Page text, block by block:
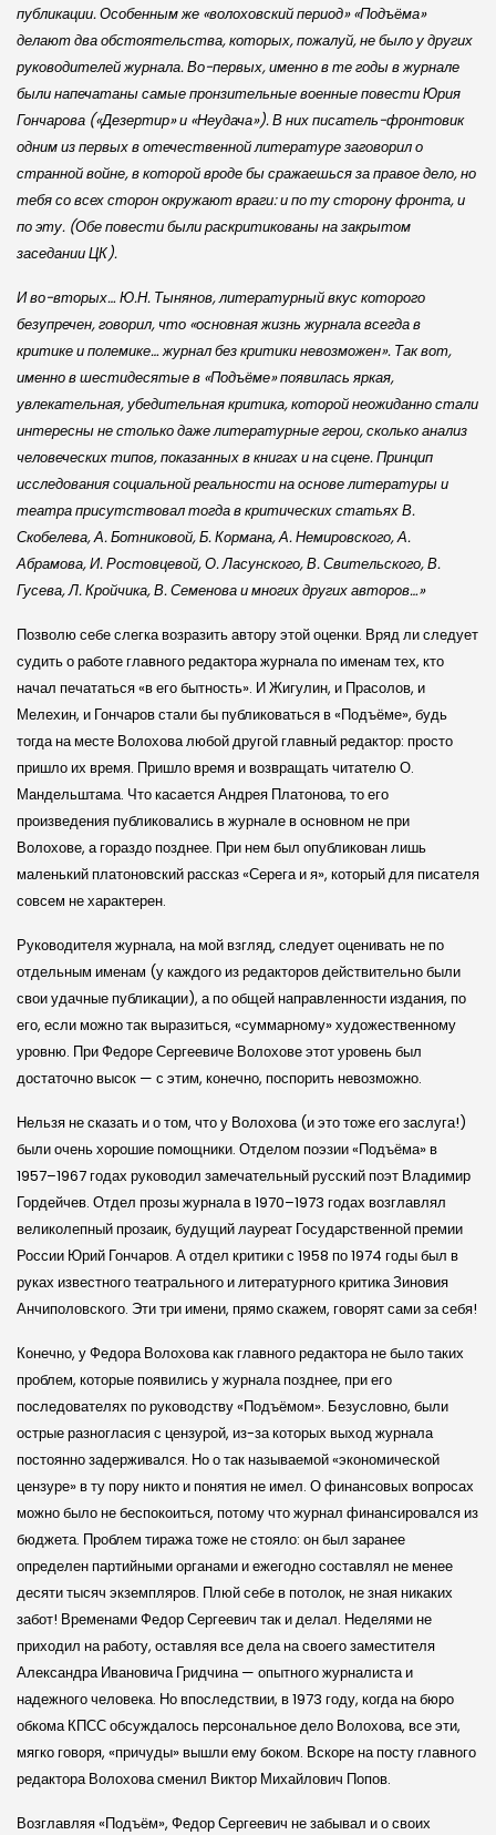
публикации. Особенным же «волоховский период» «Подъёма»
делают два обстоятельства, которых, пожалуй, не было у других
руководителей журнала. Во-первых, именно в те годы в журнале
были напечатаны самые пронзительные военные повести Юрия
Гончарова («Дезертир» и «Неудача»). В них писатель-фронтовик
одним из первых в отечественной литературе заговорил о
странной войне, в которой вроде бы сражаешься за правое дело, но
тебя со всех сторон окружают враги: и по ту сторону фронта, и
по эту. (Обе повести были раскритикованы на закрытом
заседании ЦК).
И во-вторых… Ю.Н. Тынянов, литературный вкус которого
безупречен, говорил, что «основная жизнь журнала всегда в
критике и полемике… журнал без критики невозможен». Так вот,
именно в шестидесятые в «Подъёме» появилась яркая,
увлекательная, убедительная критика, которой неожиданно стали
интересны не столько даже литературные герои, сколько анализ
человеческих типов, показанных в книгах и на сцене. Принцип
исследования социальной реальности на основе литературы и
театра присутствовал тогда в критических статьях В.
Скобелева, А. Ботниковой, Б. Кормана, А. Немировского, А.
Абрамова, И. Ростовцевой, О. Ласунского, В. Свительского, В.
Гусева, Л. Кройчика, В. Семенова и многих других авторов…»
Позволю себе слегка возразить автору этой оценки. Вряд ли следует
судить о работе главного редактора журнала по именам тех, кто
начал печататься «в его бытность». И Жигулин, и Прасолов, и
Мелехин, и Гончаров стали бы публиковаться в «Подъёме», будь
тогда на месте Волохова любой другой главный редактор: просто
пришло их время. Пришло время и возвращать читателю О.
Мандельштама. Что касается Андрея Платонова, то его
произведения публиковались в журнале в основном не при
Волохове, а гораздо позднее. При нем был опубликован лишь
маленький платоновский рассказ «Серега и я», который для писателя
совсем не характерен.
Руководителя журнала, на мой взгляд, следует оценивать не по
отдельным именам (у каждого из редакторов действительно были
свои удачные публикации), а по общей направленности издания, по
его, если можно так выразиться, «суммарному» художественному
уровню. При Федоре Сергеевиче Волохове этот уровень был
достаточно высок — с этим, конечно, поспорить невозможно.
Нельзя не сказать и о том, что у Волохова (и это тоже его заслуга!)
были очень хорошие помощники. Отделом поэзии «Подъёма» в
1957–1967 годах руководил замечательный русский поэт Владимир
Гордейчев. Отдел прозы журнала в 1970–1973 годах возглавлял
великолепный прозаик, будущий лауреат Государственной премии
России Юрий Гончаров. А отдел критики с 1958 по 1974 годы был в
руках известного театрального и литературного критика Зиновия
Анчиполовского. Эти три имени, прямо скажем, говорят сами за себя!
Конечно, у Федора Волохова как главного редактора не было таких
проблем, которые появились у журнала позднее, при его
последователях по руководству «Подъёмом». Безусловно, были
острые разногласия с цензурой, из-за которых выход журнала
постоянно задерживался. Но о так называемой «экономической
цензуре» в ту пору никто и понятия не имел. О финансовых вопросах
можно было не беспокоиться, потому что журнал финансировался из
бюджета. Проблем тиража тоже не стояло: он был заранее
определен партийными органами и ежегодно составлял не менее
десяти тысяч экземпляров. Плюй себе в потолок, не зная никаких
забот! Временами Федор Сергеевич так и делал. Неделями не
приходил на работу, оставляя все дела на своего заместителя
Александра Ивановича Гридчина — опытного журналиста и
надежного человека. Но впоследствии, в 1973 году, когда на бюро
обкома КПСС обсуждалось персональное дело Волохова, все эти,
мягко говоря, «причуды» вышли ему боком. Вскоре на посту главного
редактора Волохова сменил Виктор Михайлович Попов.
Возглавляя «Подъём», Федор Сергеевич не забывал и о своих